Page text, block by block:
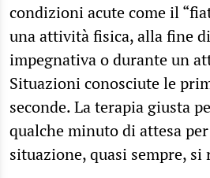
condizioni acute come il
una attività fisica, alla fine
impegnativa o durante un
Situazioni conosciute le
seconde. La terapia giusta
qualche minuto di attesa
situazione, quasi sempre, si